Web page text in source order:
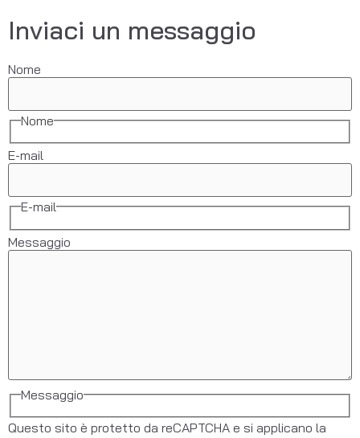
Inviaci un messaggio
Nome
Nome
E-mail
E-mail
Messaggio
Messaggio
Questo sito è protetto da reCAPTCHA e si applicano la